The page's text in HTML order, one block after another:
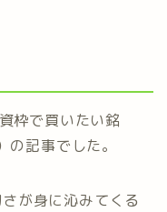
枠で買いたい銘
記事でした。
が身に沁みてくる